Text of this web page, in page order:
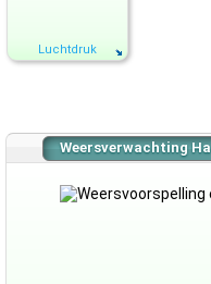
Luchtdruk
Weersverwachting